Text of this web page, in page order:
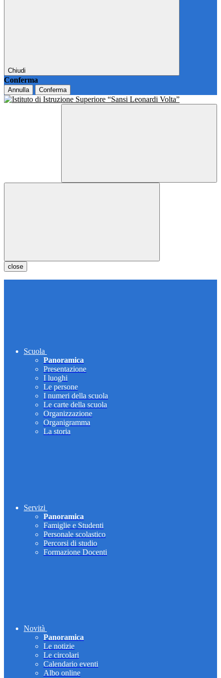
Chiudi
Conferma
Annulla Conferma
close
Scuola
Panoramica
Presentazione
I luoghi
Le persone
I numeri della scuola
Le carte della scuola
Organizzazione
Organigramma
La storia
Servizi
Panoramica
Famiglie e Studenti
Personale scolastico
Percorsi di studio
Formazione Docenti
Novità
Panoramica
Le notizie
Le circolari
Calendario eventi
Albo online